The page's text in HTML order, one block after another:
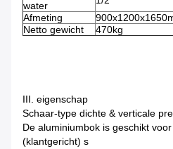
water
Afmeting
Netto gewicht
470kg
III. eigenschap
Schaar-type dichte & verticale
De aluminiumbok is geschikt
(klantgericht) s